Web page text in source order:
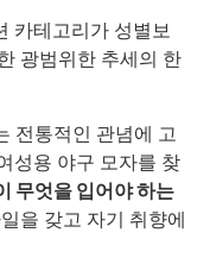
카테고리가 성별보
광범위한 추세의 한
전통적인 관념에 고
성용 야구 모자를 찾
무엇을 입어야 하는
을 갖고 자기 취향에